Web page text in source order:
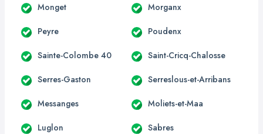
Monget Morganx
Peyre Poudenx
Sainte-Colombe 40 Saint-Cricq-Chalosse
Serres-Gaston Serreslous-et-Arribans
Messanges Moliets-et-Maa
Luglon Sabres